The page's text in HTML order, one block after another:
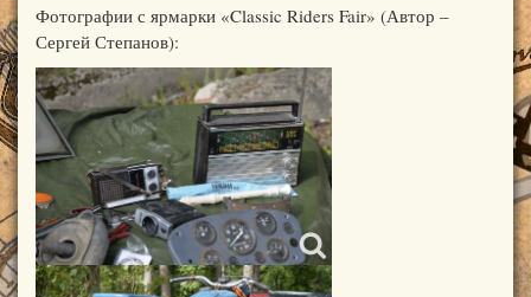
Фотографии с ярмарки «Classic Riders Fair» (Автор –
Сергей Степанов):